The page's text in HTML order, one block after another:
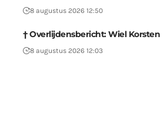
8 augustus 2026 12:50
† Overlijdensbericht: Wiel Korsten
8 augustus 2026 12:03